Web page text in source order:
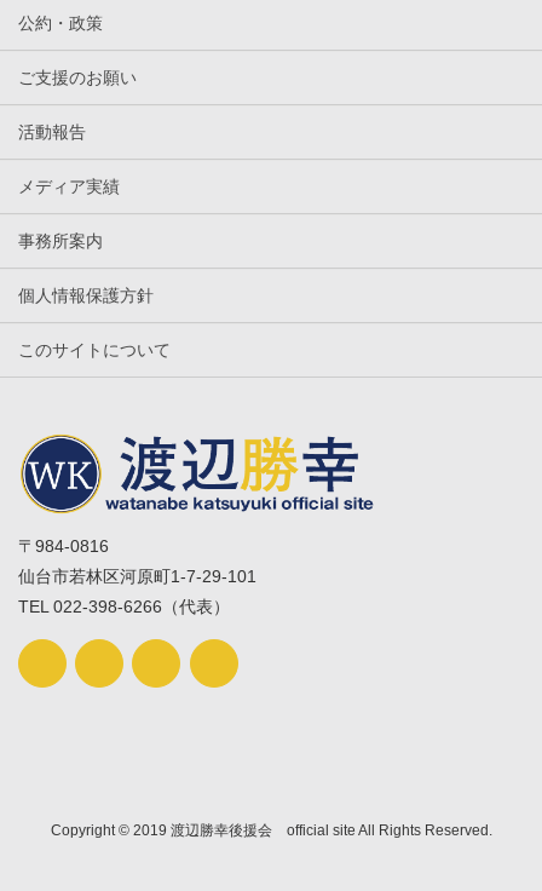
公約・政策
ご支援のお願い
活動報告
メディア実績
事務所案内
個人情報保護方針
このサイトについて
〒984-0816
仙台市若林区河原町1-7-29-101
TEL 022-398-6266（代表）
Copyright © 2019 渡辺勝幸後援会 official site All Rights Reserved.